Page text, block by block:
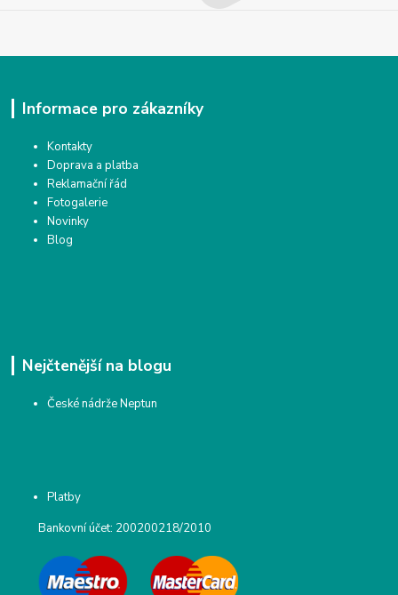
Informace pro zákazníky
Kontakty
Doprava a platba
Reklamační řád
Fotogalerie
Novinky
Blog
Nejčtenější na blogu
České nádrže Neptun
Platby
Bankovní účet: 200200218/2010